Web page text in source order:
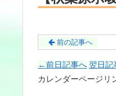
前の記事へ
←前日記事へ 翌日
カレンダーページリ